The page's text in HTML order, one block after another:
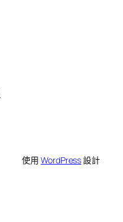
使用WordPress設計